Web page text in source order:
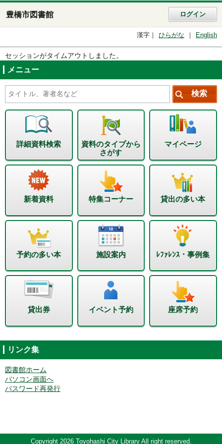
豊橋市図書館 ログイン
漢字 ひらがな English
セッションがタイムアウトしました。
メニュー
詳細資料検索
資料のタイプから
さがす
マイページ
新着資料 特集コーナー 貸出の多い本
予約の多い本 施設案内 ﾚﾌｧﾚﾝｽ・事例集
貸出券 イベント予約 座席予約
リンク集
図書館ホーム
パソコン画面へ
パスワード再発行
Copyright 2026 Toyohashi City Library All right reserved.